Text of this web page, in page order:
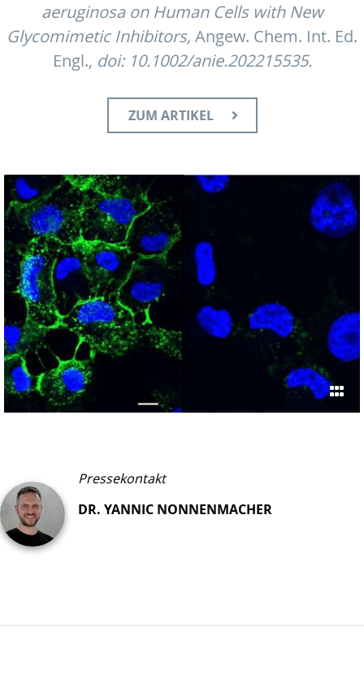
aeruginosa on Human Cells with New
Glycomimetic Inhibitors, Angew. Chem. Int. Ed.
Engl., doi: 10.1002/anie.202215535.
ZUM ARTIKEL
Pressekontakt
DR. YANNIC NONNENMACHER